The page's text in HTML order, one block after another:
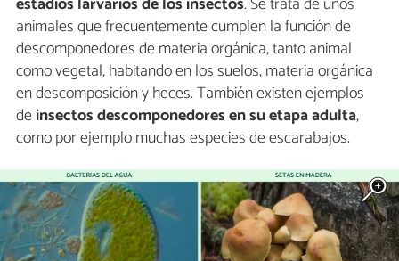
animales que frecuentemente cumplen la función de
descomponedores de materia orgánica, tanto animal
como vegetal, habitando en los suelos, materia orgánica
en descomposición y heces. También existen ejemplos
deinsectos descomponedores en su etapa adulta,
como por ejemplo muchas especies de escarabajos.